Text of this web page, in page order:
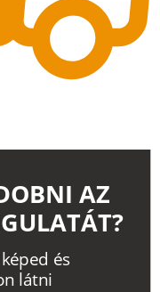
képed és
n látni
AZ